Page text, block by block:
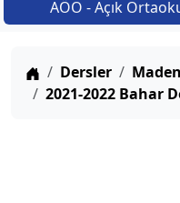
AÖO - Açık
Anasayfa
Dersler
2021-2022 Bahar